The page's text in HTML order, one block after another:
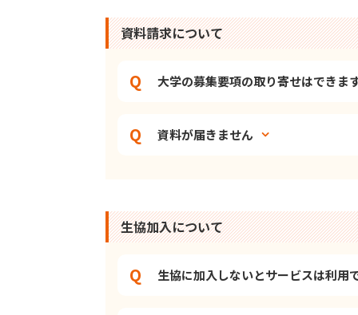
資料請求について
大学の募集要項の取り寄せはできま
資料が届きません
生協加入について
生協に加入しないとサービスは利用